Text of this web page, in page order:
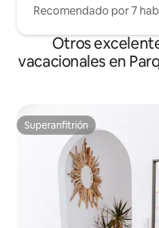
Recomendado por 7
Otros
vacacionales en
Superanfitrión
Superanfitrión